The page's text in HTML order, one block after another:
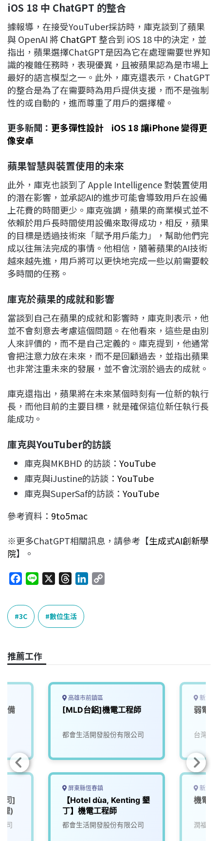
iOS 18 中 ChatGPT 的整合
據報導，在接受YouTuber採訪時，庫克談到了蘋果
與 OpenAI 將ChatGPT 整合到 iOS 18 中的決定，並
指出，蘋果選擇ChatGPT是因為它在處理需要世界知
識的複雜任務時，表現優異，且被蘋果認為是市場上
最好的語言模型之一。此外，庫克還表示，ChatGPT
的整合是為了在需要時為用戶提供支援，而不是強制
性的或自動的，進而尊重了用戶的選擇權。
更多新聞： 更多彈性設計 iOS 18 讓iPhone 變得更
像安卓
蘋果智慧與裝置使用的未來
此外，庫克也談到了 Apple Intelligence 對裝置使用
的潛在影響，並承認AI的進步可能會導致用戶在設備
上花費的時間更少。庫克強調，蘋果的商業模式並不
依賴於用戶長時間使用設備來取得成功，相反，蘋果
的目標是透過技術來「賦予用戶能力」，幫助他們完
成以往無法完成的事情。他相信，隨著蘋果的AI技術
越來越先進，用戶將可以更快地完成一些以前需要較
多時間的任務。
庫克於蘋果的成就和影響
當談到自己在蘋果的成就和影響時，庫克則表示，他
並不會刻意去考慮這個問題。在他看來，這些是由別
人來評價的，而不是自己定義的。庫克提到，他通常
會把注意力放在未來，而不是回顧過去，並指出蘋果
也非常注重未來的發展，並不會沈溺於過去的成就。
庫克還指出，蘋果將在未來某個時刻有一位新的執行
長，而他目前的主要目標，就是確保這位新任執行長
能成功。
庫克與YouTuber的訪談
庫克與MKBHD 的訪談： YouTube
庫克與iJustine的訪談： YouTube
庫克與SuperSaf的訪談： YouTube
參考資料： 9to5mac
※更多ChatGPT相關訊息，請參考【生成式AI創新學
院】。
c
e
b
o
k
e
r
e
a
n
k
3C 數位生活
推薦工作
備
司]
理)
司
高雄市前鎮區
[MLD台鋁]機電工程師
都會生活開發股份有限公司
屏東縣恆春鎮
【Hotel dùa, Kenting 墾
丁】機電工程師
都會生活開發股份有限公司
新北
弱電
台灣寶
新北
機電
潤福生